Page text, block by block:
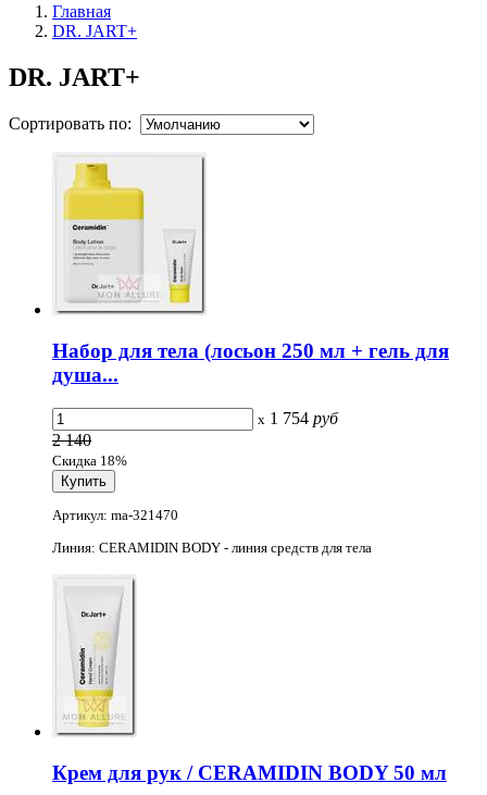
Главная
DR. JART+
DR. JART+
Сортировать по:
Набор для тела (лосьон 250 мл + гель для
душа...
x 1 754 руб
2 140
Скидка 18%
Артикул: ma-321470
Линия: CERAMIDIN BODY - линия средств для тела
Крем для рук / CERAMIDIN BODY 50 мл